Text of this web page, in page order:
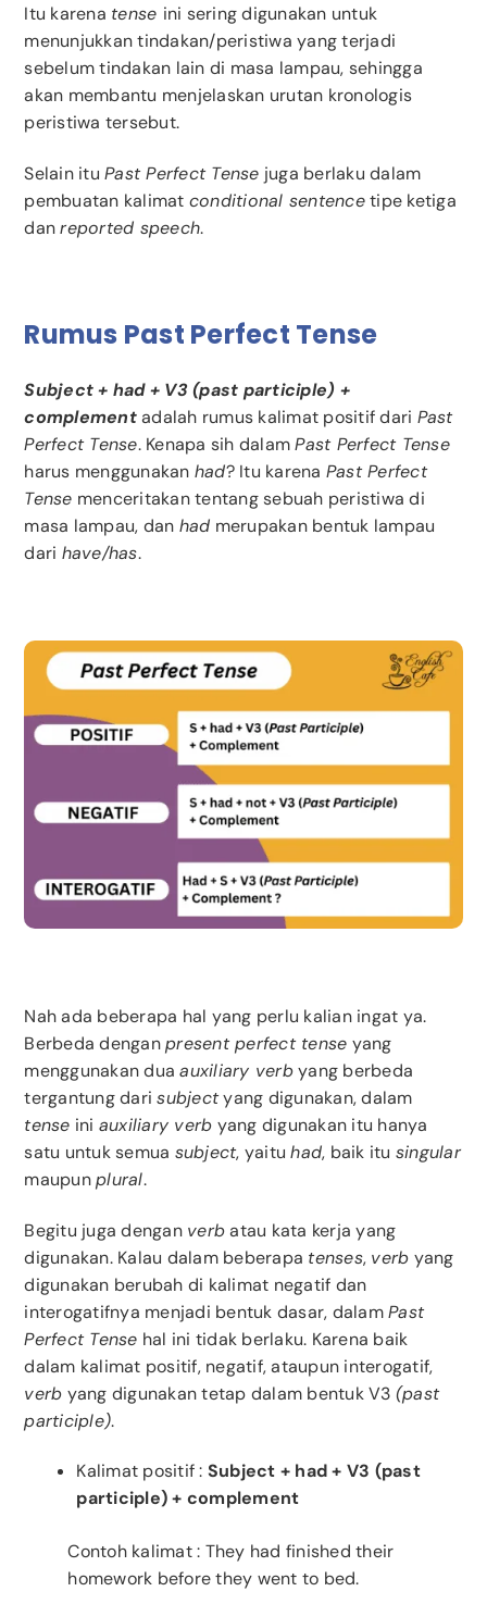
Itu karena tense ini sering digunakan untuk
menunjukkan tindakan/peristiwa yang terjadi
sebelum tindakan lain di masa lampau, sehingga
akan membantu menjelaskan urutan kronologis
peristiwa tersebut.
Selain ituPast Perfect Tense juga berlaku dalam
pembuatan kalimat conditional sentencetipe ketiga
danreported speech.
Rumus Past Perfect Tense
Subject + had + V3 (past participle) +
complementadalah rumus kalimat positif dari Past
Perfect Tense. Kenapa sih dalamPast Perfect Tense
harus menggunakan had? Itu karena Past Perfect
Tense menceritakan tentang sebuah peristiwa di
masa lampau, dan had merupakan bentuk lampau
dari have/has.
Nah ada beberapa hal yang perlu kalian ingat ya.
Berbeda denganpresent perfect tense yang
menggunakan duaauxiliary verbyang berbeda
tergantung darisubjectyang digunakan, dalam
tense ini auxiliary verb yang digunakan itu hanya
satu untuk semua subject, yaituhad, baik itu singular
maupunplural.
Begitu juga dengan verbatau kata kerja yang
digunakan. Kalau dalam beberapa tenses, verb yang
digunakan berubah di kalimat negatif dan
interogatifnya menjadi bentuk dasar, dalamPast
Perfect Tense hal ini tidak berlaku. Karena baik
dalam kalimat positif, negatif, ataupun interogatif,
verb yang digunakan tetap dalam bentuk V3 (past
participle).
Kalimat positif : Subject + had + V3 (past
participle) + complement
Contoh kalimat : They had finished their
homework before they went to bed.